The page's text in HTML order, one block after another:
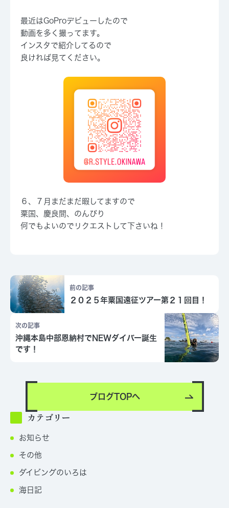
最近はGoProデビューしたので
動画を多く撮ってます。
インスタで紹介してるので
良ければ見てください。
６、７月まだまだ暇してますので
粟国、慶良間、のんびり
何でもよいのでリクエストして下さいね！
前の記事
２０２５年粟国遠征ツアー第２１回目！
次の記事
沖縄本島中部恩納村でNEWダイバー誕生
です！
ブログTOPへ
カテゴリー
お知らせ
その他
ダイビングのいろは
海日記